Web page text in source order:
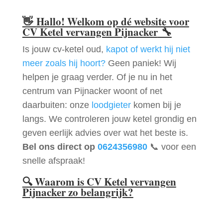
👋 Hallo! Welkom op dé website voor
CV Ketel vervangen Pijnacker🔧
Is jouw cv-ketel oud, kapot of werkt hij niet
meer zoals hij hoort?Geen paniek! Wij
helpen je graag verder. Of je nu in het
centrum van Pijnacker woont of net
daarbuiten: onze loodgieterkomen bij je
langs. We controleren jouw ketel grondig en
geven eerlijk advies over wat het beste is.
Bel ons direct op 0624356980📞 voor een
snelle afspraak!
🔍Waarom is CV Ketel vervangen
Pijnacker zo belangrijk?